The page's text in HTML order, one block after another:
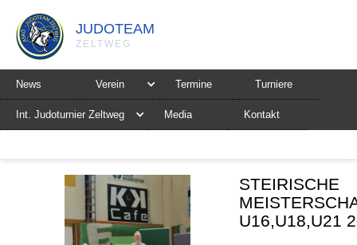
JUDOTEAM
ZELTWEG
News Verein Termine Turniere
Int. Judoturnier Zeltweg Media Kontakt
STEIRISCHE
U16,U18,U21